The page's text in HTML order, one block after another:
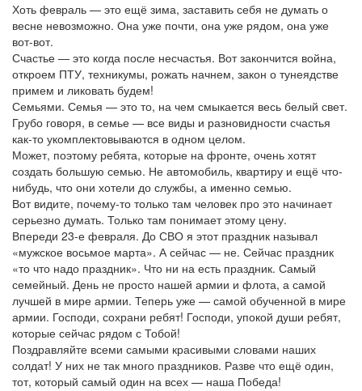
Хоть февраль — это ещё зима, заставить себя не думать о
весне невозможно. Она уже почти, она уже рядом, она уже
вот-вот.
Счастье — это когда после несчастья. Вот закончится война,
откроем ПТУ, техникумы, рожать начнем, закон о тунеядстве
примем и ликовать будем!
Семьями. Семья — это то, на чем смыкается весь белый свет.
Грубо говоря, в семье — все виды и разновидности счастья
как-то укомплектовываются в одном целом.
Может, поэтому ребята, которые на фронте, очень хотят
создать большую семью. Не автомобиль, квартиру и ещё что-
нибудь, что они хотели до службы, а именно семью.
Вот видите, почему-то только там человек про это начинает
серьезно думать. Только там понимает этому цену.
Впереди 23-е февраля. До СВО я этот праздник называл
«мужское восьмое марта». А сейчас — не. Сейчас праздник
«то что надо праздник». Что ни на есть праздник. Самый
семейный. День не просто нашей армии и флота, а самой
лучшей в мире армии. Теперь уже — самой обученной в мире
армии. Господи, сохрани ребят! Господи, упокой души ребят,
которые сейчас рядом с Тобой!
Поздравляйте всеми самыми красивыми словами наших
солдат! У них не так много праздников. Разве что ещё один,
тот, который самый один на всех — наша Победа!